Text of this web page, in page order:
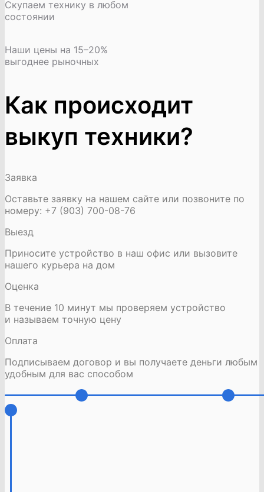
Скупаем технику в любом
состоянии
Наши цены на 15–20%
выгоднее рыночных
Как происходит
выкуп техники?
Заявка
Оставьте заявку на нашем сайте или позвоните по
номеру: +7 (903) 700-08-76
Выезд
Приносите устройство в наш офис или вызовите
нашего курьера на дом
Оценка
В течение 10 минут мы проверяем устройство
и называем точную цену
Оплата
Подписываем договор и вы получаете деньги любым
удобным для вас способом